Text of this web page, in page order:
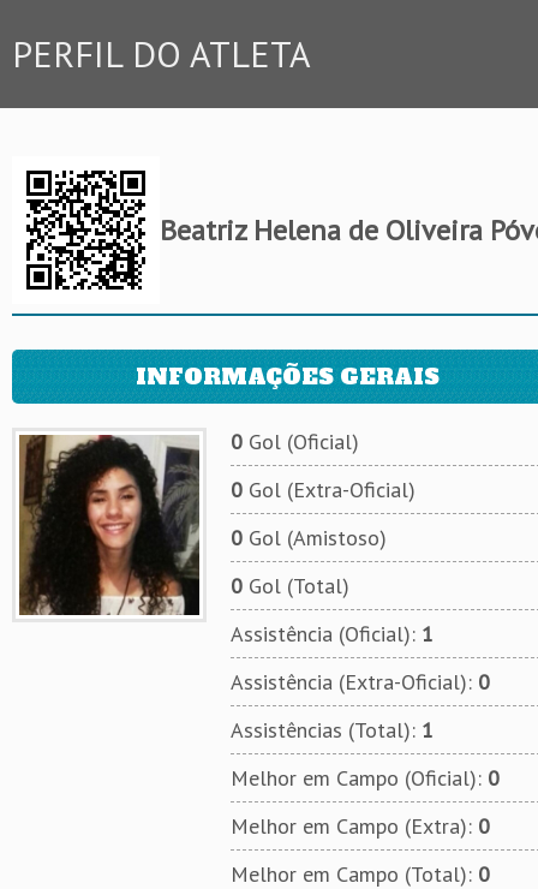
PERFIL DO ATLETA
Beatriz Helena de Oliveira
INFORMAÇÕES GERAIS
0Gol (Oficial)
0Gol (Extra-Oficial)
0Gol (Amistoso)
0Gol (Total)
Assistência (Oficial): 1
Assistência (Extra-Oficial): 0
Assistências (Total): 1
Melhor em Campo (Oficial): 0
Melhor em Campo (Extra): 0
Melhor em Campo (Total): 0